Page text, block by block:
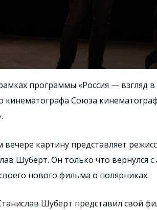
программы «Россия — взгляд
кинематографа Союза
вечере картину представляет
Шуберт. Он только что вернулся
нового фильма о полярниках.
Шуберт представил свой